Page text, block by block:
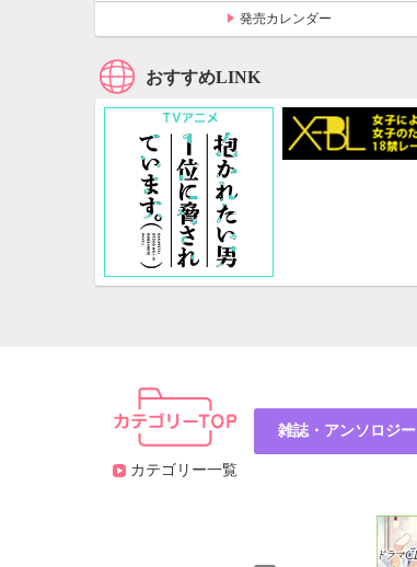
発売カレンダー
おすすめLINK
カテゴリー一覧
雑誌・アンソロジー